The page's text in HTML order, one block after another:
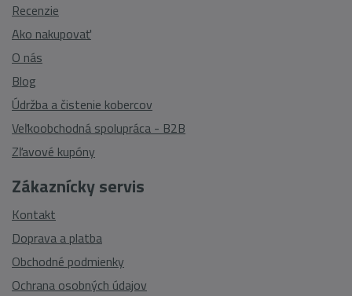
Zákaznícky servis
Kontakt
Doprava a platba
Obchodné podmienky
Ochrana osobných údajov
Recenzie
Ako nakupovať
O nás
Blog
Údržba a čistenie kobercov
Veľkoobchodná spolupráca - B2B
Zľavové kupóny